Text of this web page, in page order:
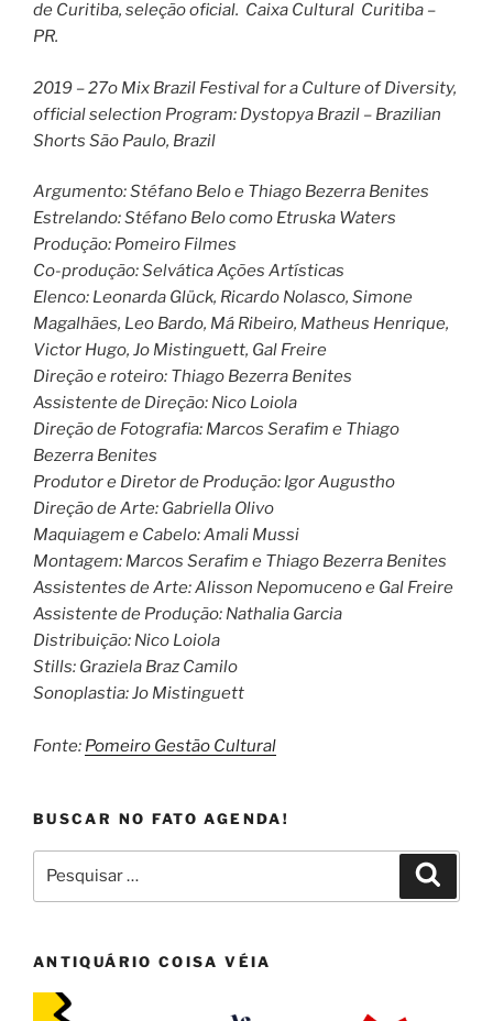
de Curitiba, seleção oficial. Caixa Cultural Curitiba –
PR.
2019 – 27o Mix Brazil Festival for a Culture of Diversity,
official selection Program: Dystopya Brazil – Brazilian
Shorts São Paulo, Brazil
Argumento: Stéfano Belo e Thiago Bezerra Benites
Estrelando: Stéfano Belo como Etruska Waters
Produção: Pomeiro Filmes
Co-produção: Selvática Ações Artísticas
Elenco: Leonarda Glück, Ricardo Nolasco, Simone
Magalhães, Leo Bardo, Má Ribeiro, Matheus Henrique,
Victor Hugo, Jo Mistinguett, Gal Freire
Direção e roteiro: Thiago Bezerra Benites
Assistente de Direção: Nico Loiola
Direção de Fotografia: Marcos Serafim e Thiago
Bezerra Benites
Produtor e Diretor de Produção: Igor Augustho
Direção de Arte: Gabriella Olivo
Maquiagem e Cabelo: Amali Mussi
Montagem: Marcos Serafim e Thiago Bezerra Benites
Assistentes de Arte: Alisson Nepomuceno e Gal Freire
Assistente de Produção: Nathalia Garcia
Distribuição: Nico Loiola
Stills: Graziela Braz Camilo
Sonoplastia: Jo Mistinguett
Fonte: Pomeiro Gestão Cultural
BUSCAR NO FATO AGENDA!
por:
ANTIQUÁRIO COISA VÉIA